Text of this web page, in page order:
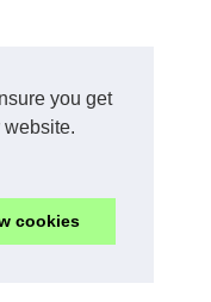
you get
website.
cookies